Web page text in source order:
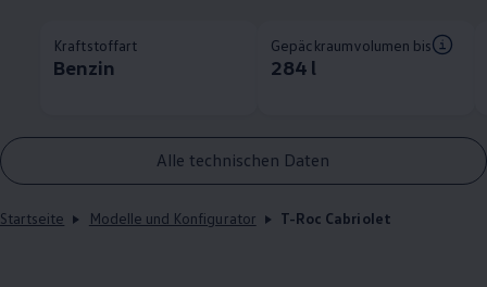
Kraftstoffart
Benzin
Gepäckraumvolumen bis
284 l
Alle technischen Daten
Startseite Modelle und Konfigurator T-Roc Cabriolet